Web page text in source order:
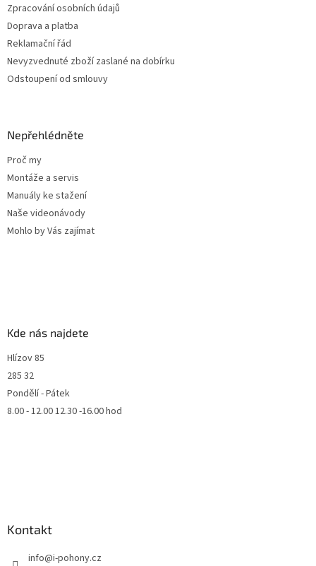
p
i
Zpracování osobních údajů
Doprava a platba
Reklamační řád
Nevyzvednuté zboží zaslané na dobírku
Odstoupení od smlouvy
Nepřehlédněte
Proč my
Montáže a servis
Manuály ke stažení
Naše videonávody
Mohlo by Vás zajímat
Kde nás najdete
Hlízov 85
285 32
Pondělí - Pátek
8.00 - 12.00 12.30 -16.00 hod
Kontakt
info@i-pohony.cz